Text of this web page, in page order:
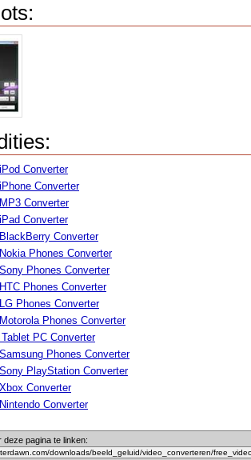
Converter
Converter
Converter
Converter
Converter
Phones Converter
Phones Converter
Phones Converter
Phones Converter
Phones Converter
PC Converter
Phones Converter
PlayStation Converter
Converter
Converter
deze pagina te linken: